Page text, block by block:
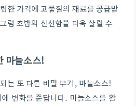
한 가격에 고품질의 재료를 공급받
럼 초밥의 신선함을 더욱 살릴 수
마늘소스!
는 또 다른 비밀 무기, 마늘소스!
변화를 준답니다. 마늘소스를 활